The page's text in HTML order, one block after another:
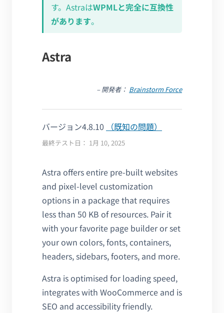
す。AstraはWPMLと完全に互換性
があります。
Astra
– 開発者： Brainstorm Force
バージョン4.8.10 （既知の問題）
最終テスト日： 1月 10, 2025
Astra offers entire pre-built websites
and pixel-level customization
options in a package that requires
less than 50 KB of resources. Pair it
with your favorite page builder or set
your own colors, fonts, containers,
headers, sidebars, footers, and more.
Astra is optimised for loading speed,
integrates with WooCommerce and is
SEO and accessibility friendly.